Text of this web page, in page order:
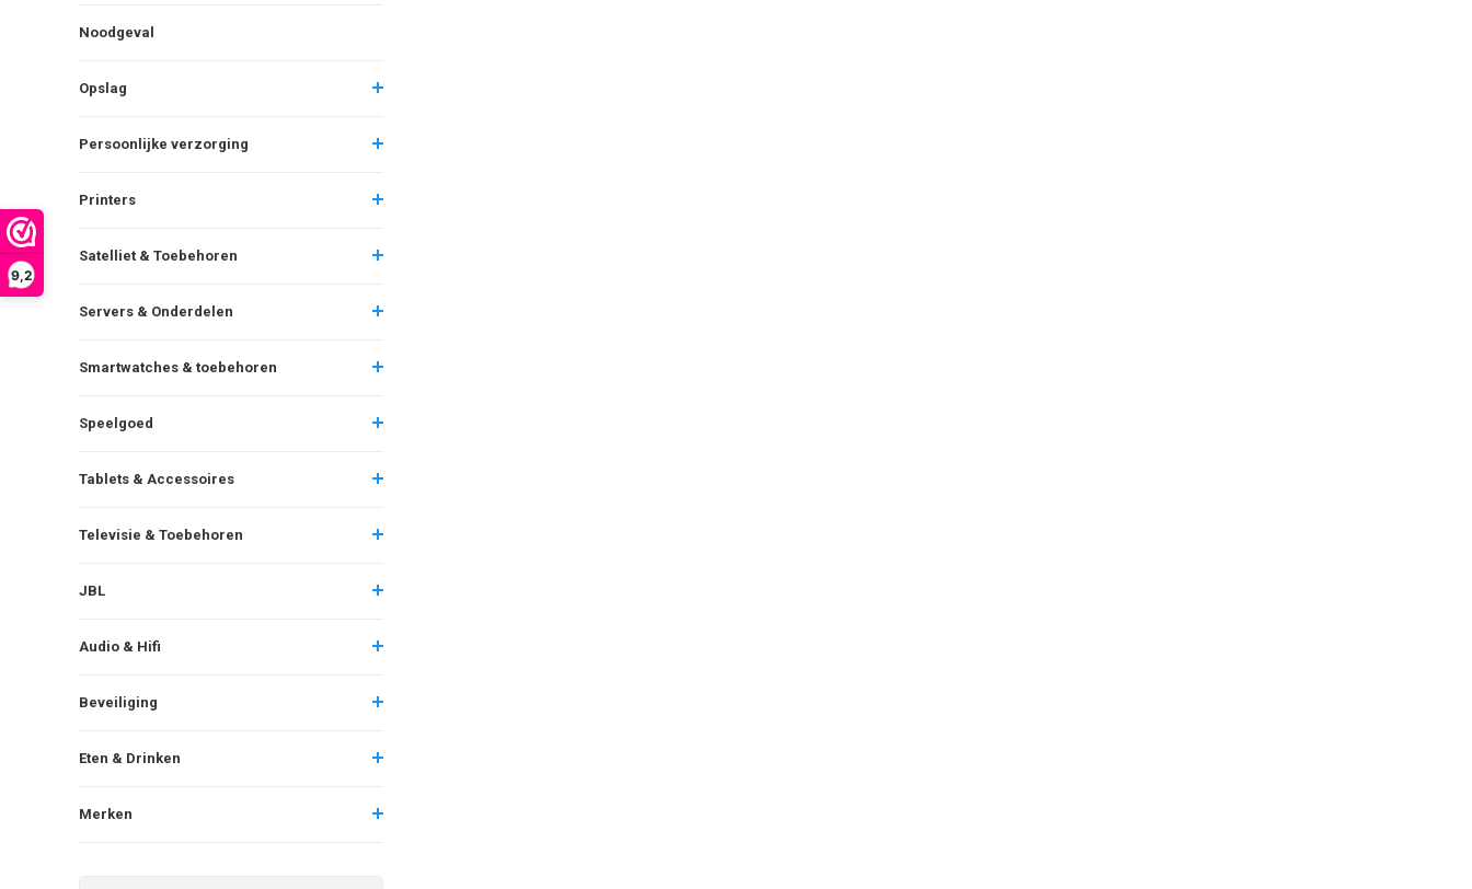
9,2
Noodgeval
Opslag
Persoonlijke verzorging
Printers
Satelliet & Toebehoren
Servers & Onderdelen
Smartwatches & toebehoren
Speelgoed
Tablets & Accessoires
Televisie & Toebehoren
JBL
Audio & Hifi
Beveiliging
Eten & Drinken
Merken